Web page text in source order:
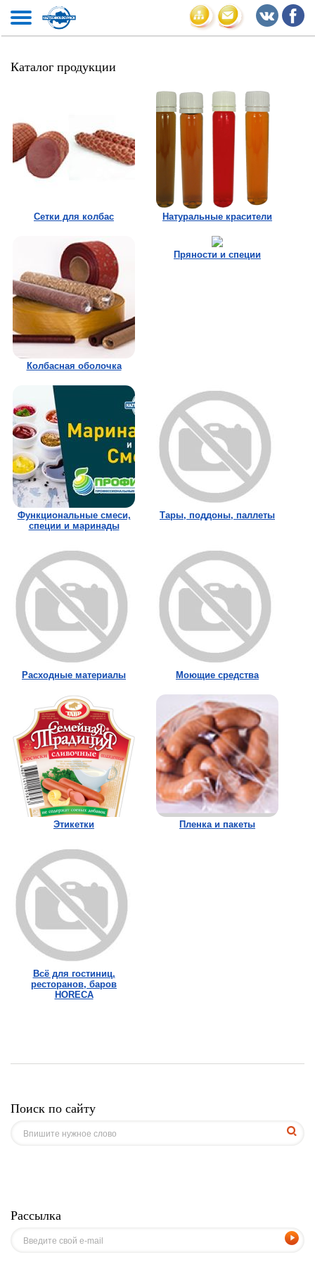
Каталог продукции
Сетки для колбас Натуральные красители
Колбасная оболочка
Пряности и специи
Функциональные смеси,
специи и маринады
Тары, поддоны, паллеты
Расходные материалы Моющие средства
Этикетки Пленка и пакеты
Всё для гостиниц,
ресторанов, баров
HORECA
Поиск по сайту
Рассылка